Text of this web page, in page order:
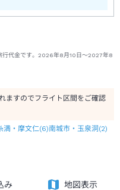
行代金です。2026年8月10日～2027年8
ますのでフライト区間をご確認
満・摩文仁(6)南城市・玉泉洞(2)
み 地図表示